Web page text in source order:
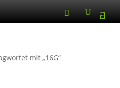
mit „16G“